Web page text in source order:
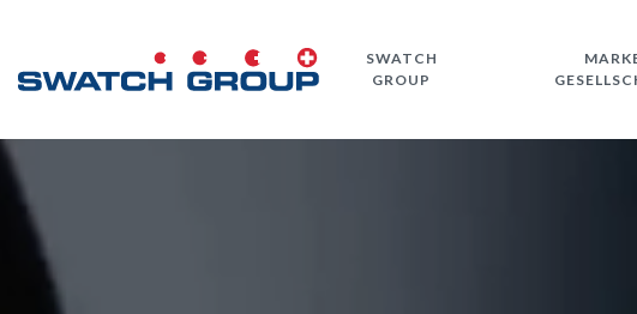
Inhalt
SWATCH
GROUP
Video-Datei